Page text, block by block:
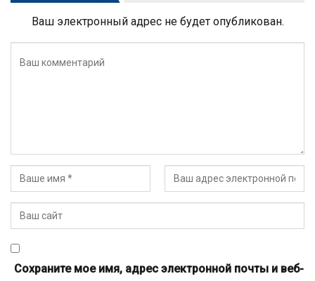
Ваш электронный адрес не будет опубликован.
Сохраните мое имя, адрес электронной почты и веб-